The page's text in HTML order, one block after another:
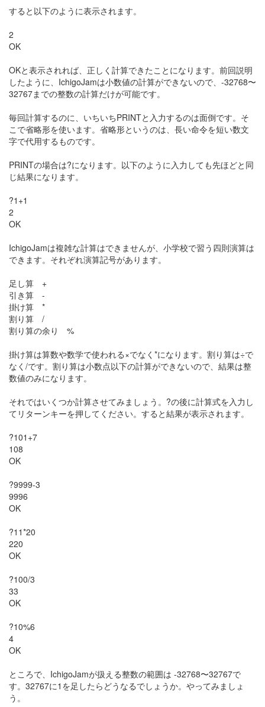
すると以下のように表示されます。
2
OK
OKと表示されれば、正しく計算できたことになります。前回説明
したように、IchigoJamは小数値の計算ができないので、-32768〜
32767までの整数の計算だけが可能です。
毎回計算するのに、いちいちPRINTと入力するのは面倒です。そ
こで省略形を使います。省略形というのは、長い命令を短い数文
字で代用するものです。
PRINTの場合は?になります。以下のように入力しても先ほどと同
じ結果になります。
?1+1
2
OK
IchigoJamは複雑な計算はできませんが、小学校で習う四則演算は
できます。それぞれ演算記号があります。
足し算 +
引き算 -
掛け算 *
割り算 /
割り算の余り %
掛け算は算数や数学で使われる×でなく*になります。割り算は÷で
なく/です。割り算は小数点以下の計算ができないので、結果は整
数値のみになります。
それではいくつか計算させてみましょう。?の後に計算式を入力し
てリターンキーを押してください。すると結果が表示されます。
?101+7
108
OK
?9999-3
9996
OK
?11*20
220
OK
?100/3
33
OK
?10%6
4
OK
ところで、IchigoJamが扱える整数の範囲は -32768〜32767で
す。32767に1を足したらどうなるでしょうか。やってみましょ
う。